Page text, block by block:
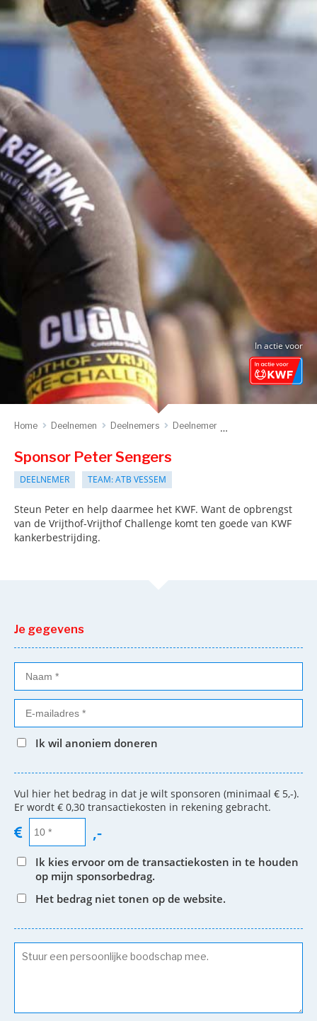
In actie voor
Home Deelnemen Deelnemers Deelnemer
Sponsor Peter Sengers
DEELNEMER TEAM: ATB VESSEM
Steun Peter en help daarmee het KWF. Want de opbrengst
van de Vrijthof-Vrijthof Challenge komt ten goede van KWF
kankerbestrijding.
Je gegevens
Ik wil anoniem doneren
Vul hier het bedrag in dat je wilt sponsoren (minimaal € 5,-).
Er wordt € 0,30 transactiekosten in rekening gebracht.
,-
Ik kies ervoor om de transactiekosten in te houden
op mijn sponsorbedrag.
Het bedrag niet tonen op de website.